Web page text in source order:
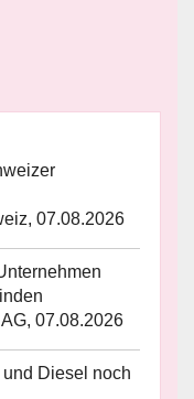
07.08.2026
07.08.2026
Diesel noch